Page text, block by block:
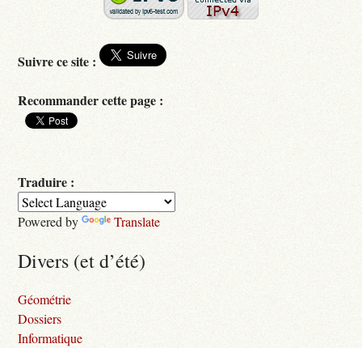
Suivre ce site :
Recommander cette page :
Traduire :
Powered by Translate
Divers (et d’été)
Géométrie
Dossiers
Informatique